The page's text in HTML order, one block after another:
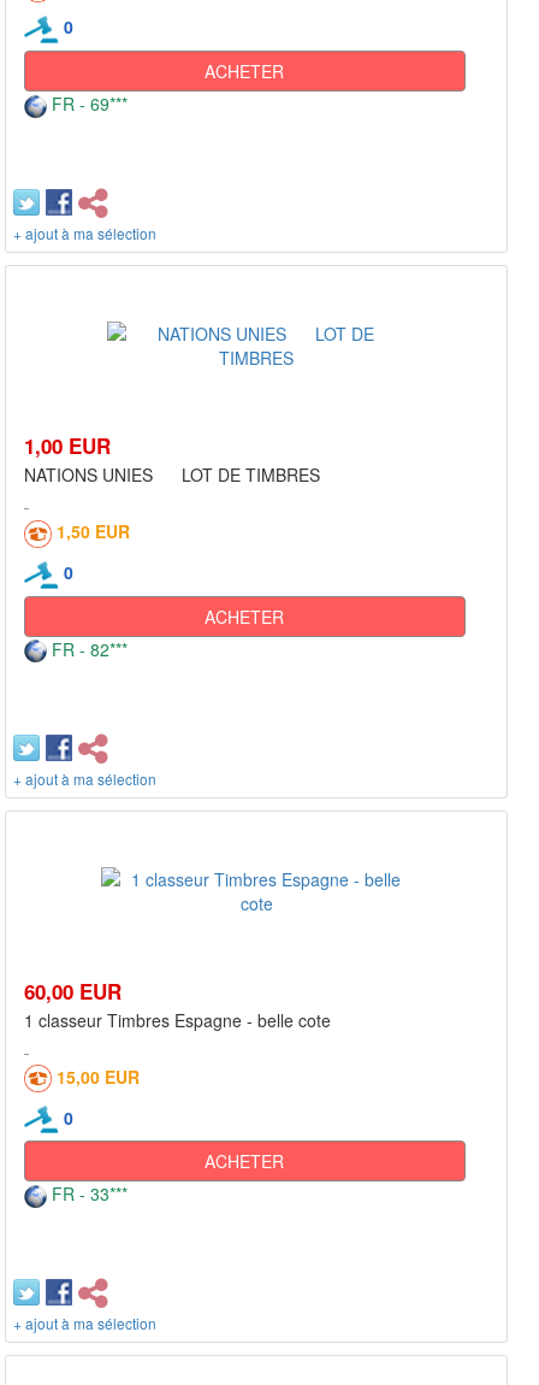
0
ACHETER
FR - 69***
+ ajout à ma sélection
1,00 EUR
NATIONS UNIES LOT DE TIMBRES
1,50 EUR
0
ACHETER
FR - 82***
+ ajout à ma sélection
60,00 EUR
1 classeur Timbres Espagne - belle cote
15,00 EUR
0
ACHETER
FR - 33***
+ ajout à ma sélection